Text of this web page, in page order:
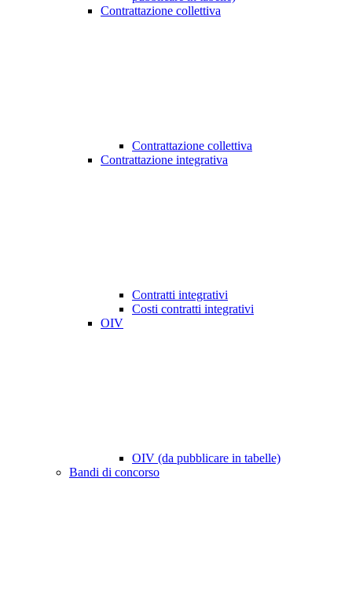
Contrattazione collettiva
Contrattazione collettiva
Contrattazione integrativa
Contratti integrativi
Costi contratti integrativi
OIV
OIV (da pubblicare in tabelle)
Bandi di concorso